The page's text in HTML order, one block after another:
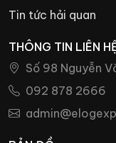
Tin tức hải quan
THÔNG TIN LIÊN
Số 98 Nguyễn
092 878 2666